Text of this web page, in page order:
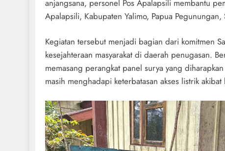
anjangsana, personel Pos Apalapsili membantu
Apalapsili, Kabupaten Yalimo, Papua
Kegiatan tersebut menjadi bagian dari komitmen
kesejahteraan masyarakat di daerah penugasan.
memasang perangkat panel surya yang
masih menghadapi keterbatasan akses listrik